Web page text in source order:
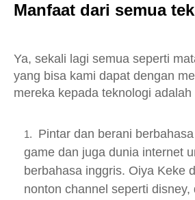
Manfaat dari semua
Ya, sekali lagi semua seperti
yang bisa kami dapat dengan
mereka kepada teknologi adalah
Pintar dan berani
game dan juga dunia internet
berbahasa inggris. Oiya Keke
nonton channel seperti disney,